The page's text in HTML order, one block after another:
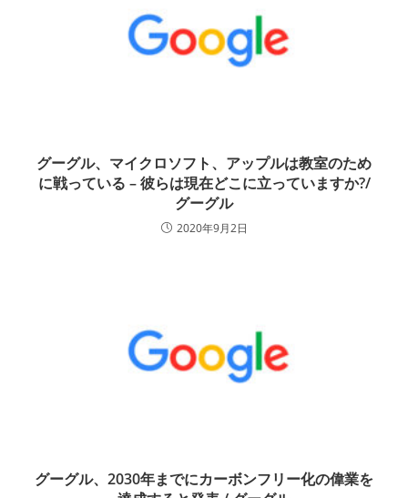
グーグル、マイクロソフト、アップルは教室のため
に戦っている – 彼らは現在どこに立っていますか?/
グーグル
2020年9月2日
グーグル、2030年までにカーボンフリー化の偉業を